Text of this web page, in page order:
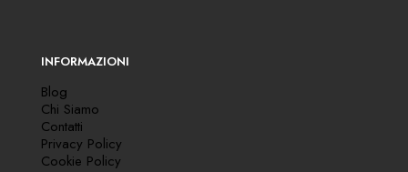
INFORMAZIONI
Blog
Chi Siamo
Contatti
Privacy Policy
Cookie Policy